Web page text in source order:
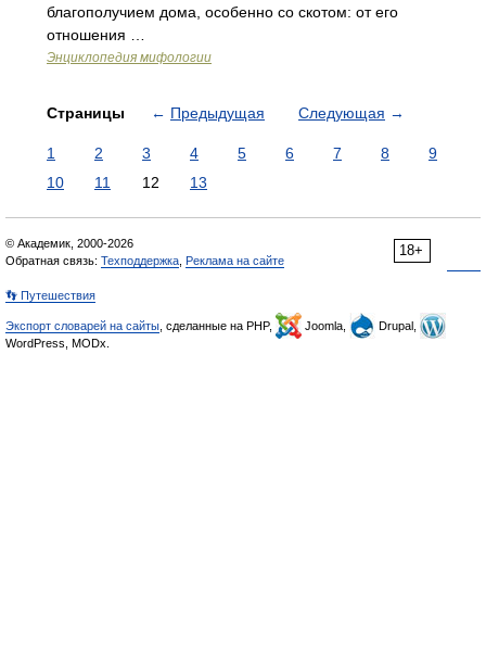
благополучием дома, особенно со скотом: от его
отношения …
Энциклопедия мифологии
Страницы ← Предыдущая Следующая →
1 2 3 4 5 6 7 8
9
10
11 12 13
18+
© Академик, 2000-2026
Обратная связь: Техподдержка Реклама на сайте
👣 Путешествия
Экспорт словарей на сайты , сделанные на PHP, Joomla,
Drupal,
WordPress, MODx.